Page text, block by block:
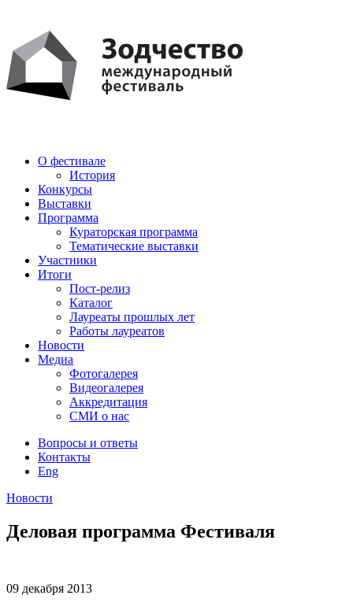
PDF
AI
О фестивале
История
Конкурсы
Выставки
Программа
Кураторская программа
Тематические выставки
Участники
Итоги
Пост-релиз
Каталог
Лауреаты прошлых лет
Работы лауреатов
Новости
Медиа
Фотогалерея
Видеогалерея
Аккредитация
СМИ о нас
Вопросы и ответы
Контакты
Eng
Новости
Деловая программа Фестиваля
09 декабря 2013